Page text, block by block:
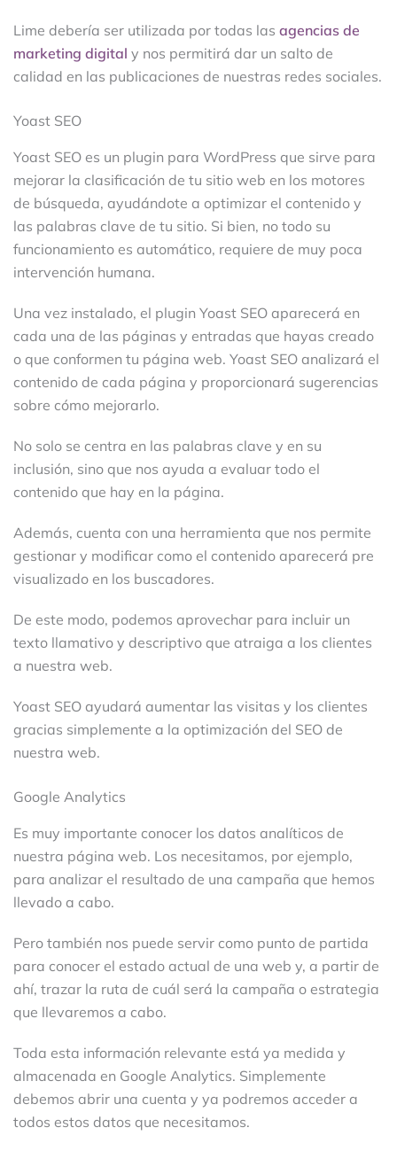
Lime debería ser utilizada por todas las agencias de
marketing digital y nos permitirá dar un salto de
calidad en las publicaciones de nuestras redes sociales.
Yoast SEO
Yoast SEO es un plugin para WordPress que sirve para
mejorar la clasificación de tu sitio web en los motores
de búsqueda, ayudándote a optimizar el contenido y
las palabras clave de tu sitio. Si bien, no todo su
funcionamiento es automático, requiere de muy poca
intervención humana.
Una vez instalado, el plugin Yoast SEO aparecerá en
cada una de las páginas y entradas que hayas creado
o que conformen tu página web. Yoast SEO analizará el
contenido de cada página y proporcionará sugerencias
sobre cómo mejorarlo.
No solo se centra en las palabras clave y en su
inclusión, sino que nos ayuda a evaluar todo el
contenido que hay en la página.
Además, cuenta con una herramienta que nos permite
gestionar y modificar como el contenido aparecerá pre
visualizado en los buscadores.
De este modo, podemos aprovechar para incluir un
texto llamativo y descriptivo que atraiga a los clientes
a nuestra web.
Yoast SEO ayudará aumentar las visitas y los clientes
gracias simplemente a la optimización del SEO de
nuestra web.
Google Analytics
Es muy importante conocer los datos analíticos de
nuestra página web. Los necesitamos, por ejemplo,
para analizar el resultado de una campaña que hemos
llevado a cabo.
Pero también nos puede servir como punto de partida
para conocer el estado actual de una web y, a partir de
ahí, trazar la ruta de cuál será la campaña o estrategia
que llevaremos a cabo.
Toda esta información relevante está ya medida y
almacenada en Google Analytics. Simplemente
debemos abrir una cuenta y ya podremos acceder a
todos estos datos que necesitamos.